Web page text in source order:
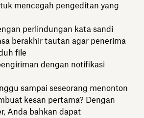
mencegah pengeditan yang
perlindungan kata sandi
berakhir tautan agar penerima
file
dengan notifikasi
sampai seseorang menonton
kesan pertama? Dengan
Anda bahkan dapat